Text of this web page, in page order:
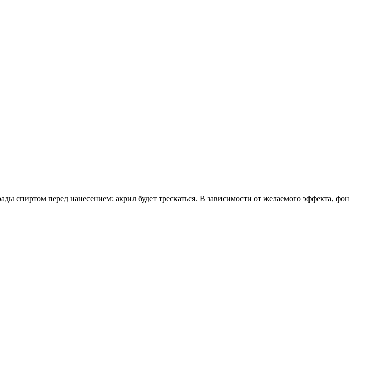
спиртом перед нанесением: акрил будет трескаться. В зависимости от желаемого эффекта, фон